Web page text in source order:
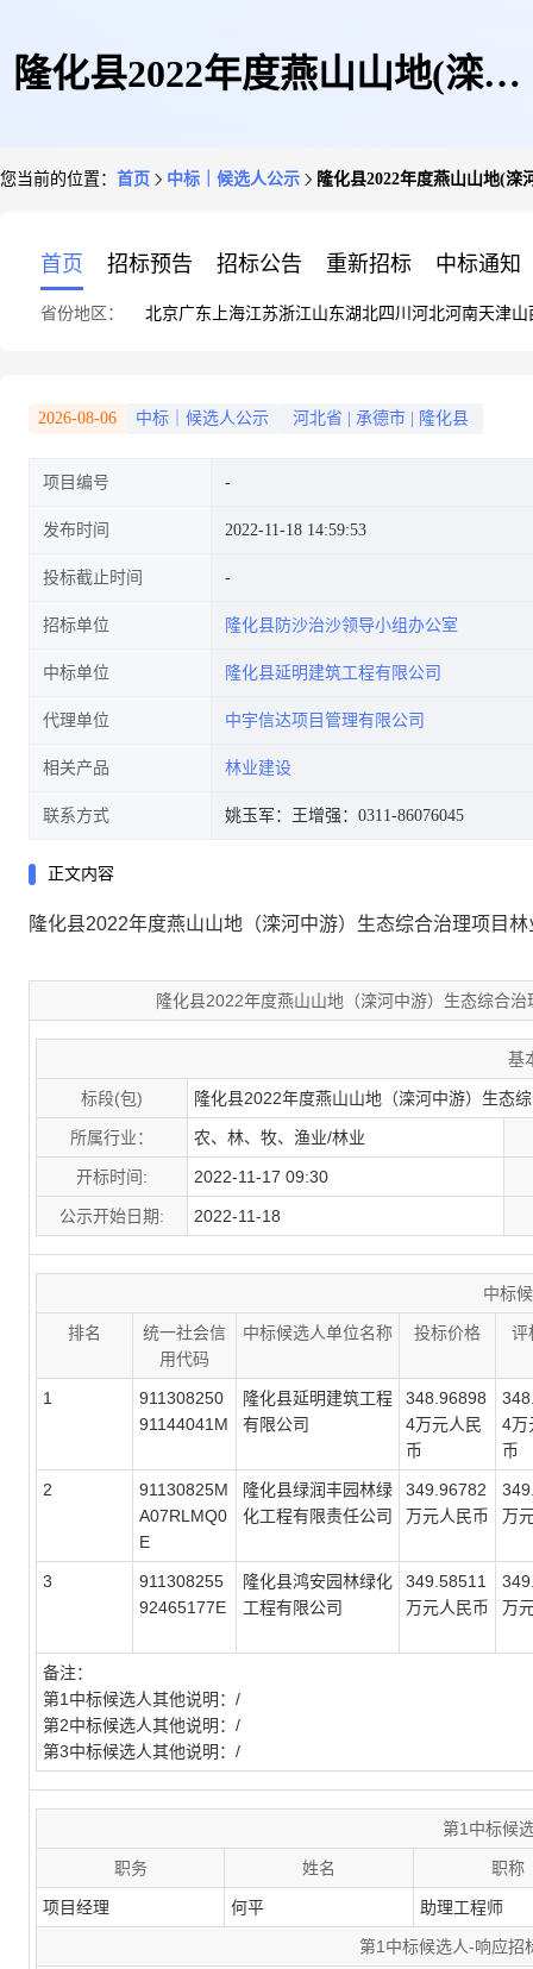
隆化县2022年度燕山山地(滦河
人公示
您当前的位置： 首页 中标｜候选人公示 隆化县2022年度燕山山地(
首页 招标预告 招标公告 重新招标 中标通知
省份地区： 北京广东 上海江苏浙江山东湖北四川 河北河南天津山
2026-08-06 中标｜候选人公示 河北省 承德市 隆化县
项目编号
发布时间 2022-11-18 14:59:53
投标截止时间
招标单位 隆化县防沙治沙领导小组办公室
中标单位 隆化县延明建筑工程有限公司
代理单位 中宇信达项目管理有限公司
相关产品 林业建设
联系方式 姚玉军： 王增强：0311-86076045
正文内容
隆化县2022年度燕山山地（滦河中游）生态综合治理项目
隆化县2022年度燕山山地（滦河中游）生态综合
基
标段(包) 隆化县2022年度燕山山地（滦河中游）生态
所属行业： 农、林、牧、渔业/林业
开标时间: 2022-11-17 09:30
公示开始日期: 2022-11-18
中标
排名
统一社会信
用代码
中标候选人单位名称 投标价格 评
1
911308250
91144041M
隆化县延明建筑工程
有限公司
348.96898
4万元人民
币
4万
币
2
91130825M
A07RLMQ0
E
隆化县绿润丰园林绿
化工程有限责任公司
349.96782
万元人民币
万
3
911308255
92465177E
隆化县鸿安园林绿化
工程有限公司
349.58511
万元人民币
万
备注：
第1中标候选人其他说明：/
第2中标候选人其他说明：/
第3中标候选人其他说明：/
第1中标候
职务 姓名 职称
项目经理 何平 助理工程师
第1中标候选人-响应招